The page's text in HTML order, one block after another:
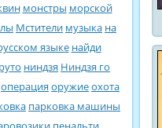
монстры морской
Мстители музыка на
языке найди
ниндзя Ниндзя го
операция оружиеохота
парковка машины